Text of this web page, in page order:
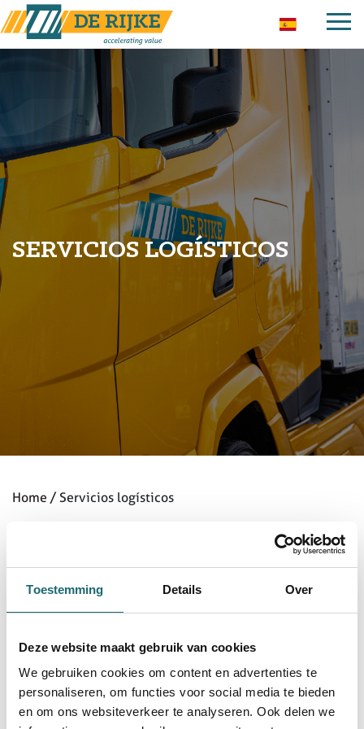
Toestemming Details Over
Deze website maakt gebruik van cookies
We gebruiken cookies om content en advertenties te
personaliseren, om functies voor social media te bieden
en om ons websiteverkeer te analyseren. Ook delen we
SERVICIOS LOGÍSTICOS
Home / Servicios logísticos
Servicios logísticos
Nuestros servicios logísticos están en constante
un entorno en evolución: sus procesos empresariales.
Además, ofrecemos soluciones integrales en su cadena de
suministro que requieren una combinación optimizada de
nuestros servicios. De esta manera, siempre adaptamos